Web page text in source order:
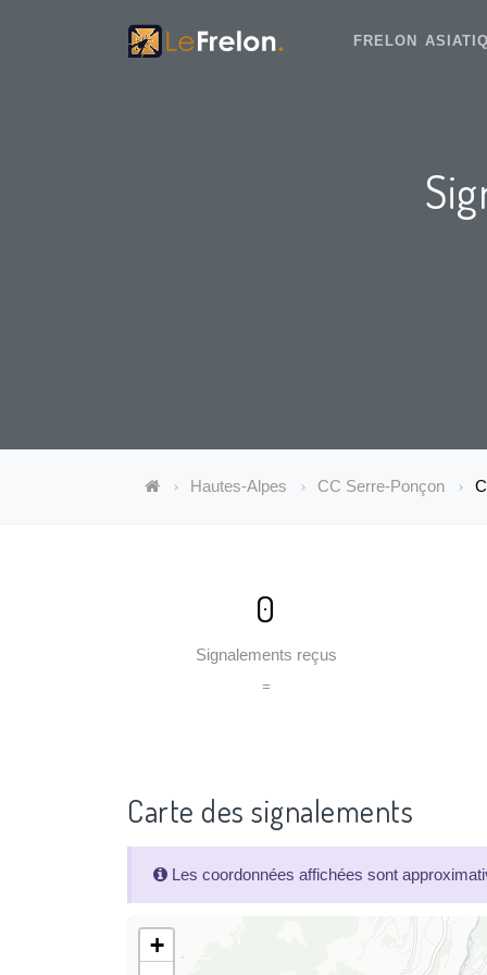
FRELON
Hautes-Alpes CC Serre-Ponçon
0
Signalements reçus
=
Carte des signalements
Les coordonnées affichées sont
+